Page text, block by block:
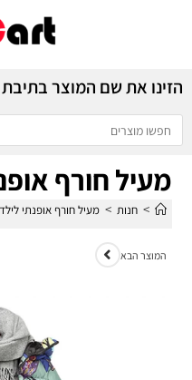
הזינו את שם המוצר
מעיל חורף
> חנות > מעיל חורף אופנתי
המוצר הבא